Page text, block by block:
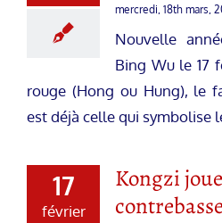
mercredi, 18th mars,
Nouvelle
Bing Wu le 17
rouge (Hong ou Hung), le
est déjà celle qui symbolise
17
février
Kongzi